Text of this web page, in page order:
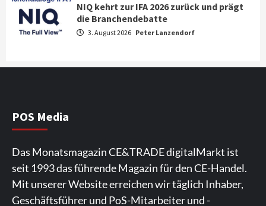
News aus dem Internet
Großer Bild-Vergleichstest 55-Zoll
Fernsehgeräte
5
6
CHERRY baut Vertriebsteam in
strategisch wichtigen Märkten aus
NIQ kehrt zur IFA 2026 zurück und prägt
die Branchendebatte
3. August 2026 Peter Lanzendorf
POS Media
Das Monatsmagazin CE&TRADE digitalMarkt ist
seit 1993 das führende Magazin für den CE-Handel.
Mit unserer Website erreichen wir täglich Inhaber,
Geschäftsführer und PoS-Mitarbeiter und -